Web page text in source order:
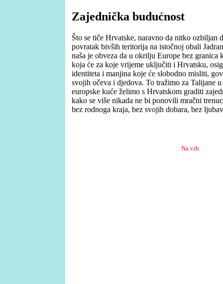
Zajednička budućnost
Što se tiče Hrvatske, naravno da nitko ozbiljan
povratak bivših teritorija na istočnoj obali
naša je obveza da u okrilju Europe bez granica
koja će za koje vrijeme uključiti i Hrvatsku,
identiteta i manjina koje će slobodno misliti,
svojih očeva i djedova. To tražimo za Talijane
europske kuće želimo s Hrvatskom graditi
kako se više nikada ne bi ponovili mračni
bez rodnoga kraja, bez svojih dobara, bez
Na vrh